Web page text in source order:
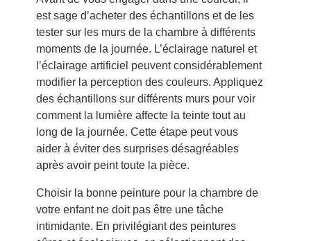
est sage d’acheter des échantillons et de les
tester sur les murs de la chambre à différents
moments de la journée. L’éclairage naturel et
l’éclairage artificiel peuvent considérablement
modifier la perception des couleurs. Appliquez
des échantillons sur différents murs pour voir
comment la lumière affecte la teinte tout au
long de la journée. Cette étape peut vous
aider à éviter des surprises désagréables
après avoir peint toute la pièce.
Choisir la bonne peinture pour la chambre de
votre enfant ne doit pas être une tâche
intimidante. En privilégiant des peintures